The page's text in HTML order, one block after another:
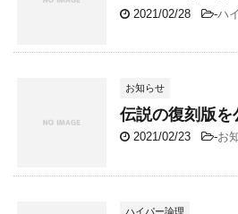
2021/02/28 -ハ
お知らせ
伝説の復刻版
2021/02/23 -お
ハイパー論理